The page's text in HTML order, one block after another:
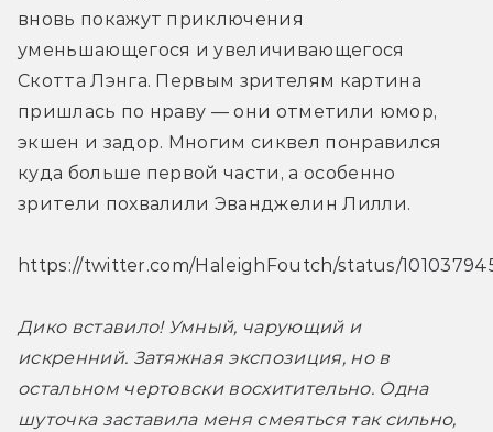
вновь покажут приключения
уменьшающегося и увеличивающегося
Скотта Лэнга. Первым зрителям картина
пришлась по нраву — они отметили юмор,
экшен и задор. Многим сиквел понравился
куда больше первой части, а особенно
зрители похвалили Эванджелин Лилли.
https://twitter.com/HaleighFoutch/status/
Дико вставило! Умный, чарующий и
искренний. Затяжная экспозиция, но в
остальном чертовски восхитительно. Одна
шуточка заставила меня смеяться так сильно,